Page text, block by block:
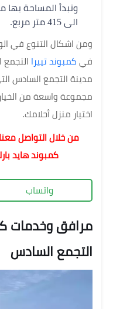
الى 415 متر مربع.
ومن اشكال التنوع في
في كمبوند تييرا
مدينة التجمع السادس
مجموعة واسعة من
اختيار منزل أحلامك.
من خلال التواصل
كمبوند هايد
واتساب
مرافق وخدمات
التجمع السادس